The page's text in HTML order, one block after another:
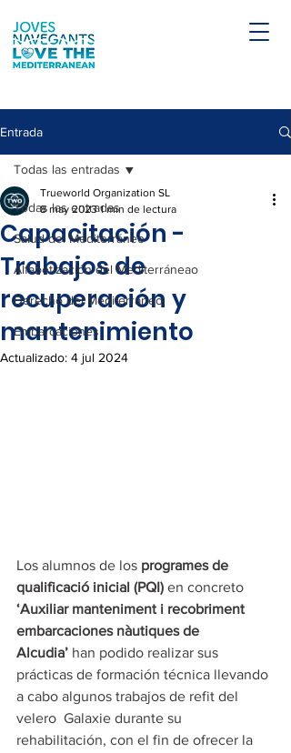
Entrada
Todas las entradas
Salud del Mediterráneo
Alfabetización del Mediterráneao
Derecho del Mediterráneo
Embarcaciones
Todas las entradas
Capacitación -
Trabajos de
recuperación y
mantenimiento
Trueworld Organization SL
8 may 2023 1 min de lectura
Actualizado: 4 jul 2024
Los alumnos de los programes de
qualificació inicial (PQI) en concreto
‘Auxiliar manteniment i recobriment
embarcaciones nàutiques de
Alcudia’ han podido realizar sus
prácticas de formación técnica llevando
a cabo algunos trabajos de refit del
velero  Galaxie durante su
rehabilitación, con el fin de ofrecer la